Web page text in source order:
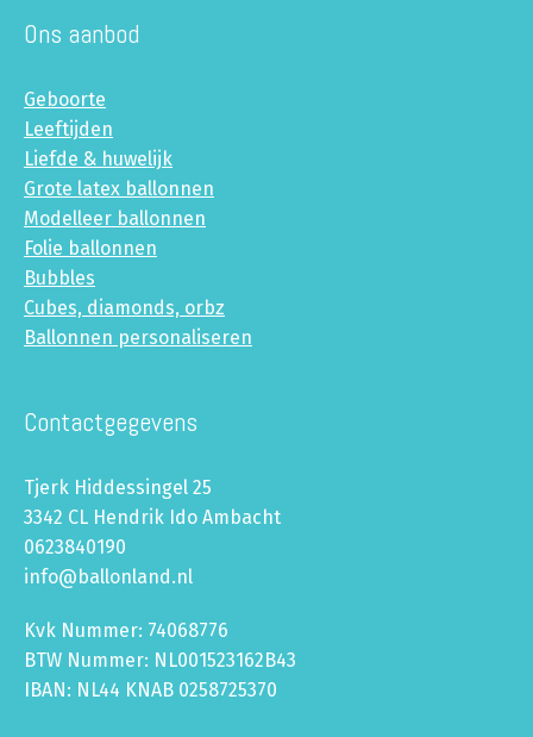
Ons aanbod
Geboorte
Leeftijden
Liefde & huwelijk
Grote latex ballonnen
Modelleer ballonnen
Folie ballonnen
Bubbles
Cubes, diamonds, orbz
Ballonnen personaliseren
Contactgegevens
Tjerk Hiddessingel 25
3342 CL Hendrik Ido Ambacht
0623840190
info@ballonland.nl
Kvk Nummer: 74068776
BTW Nummer: NL001523162B43
IBAN: NL44 KNAB 0258725370